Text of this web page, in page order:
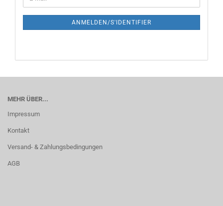
ANMELDEN/S'IDENTIFIER
MEHR ÜBER...
Impressum
Kontakt
Versand- & Zahlungsbedingungen
AGB